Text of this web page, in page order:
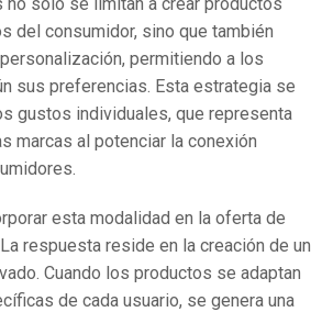
del consumidor, sino que también
permitiendo a los
sus preferencias. Esta estrategia se
gustos individuales, que representa
marcas al potenciar la conexión
esta modalidad en la oferta de
respuesta reside en la creación de un
Cuando los productos se adaptan
de cada usuario, se genera una